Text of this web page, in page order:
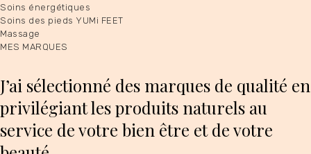
Soins énergétiques
Soins des pieds YUMi FEET
Massage
MES MARQUES
J’ai sélectionné des marques de qualité en
privilégiant les produits naturels au
service de votre bien être et de votre